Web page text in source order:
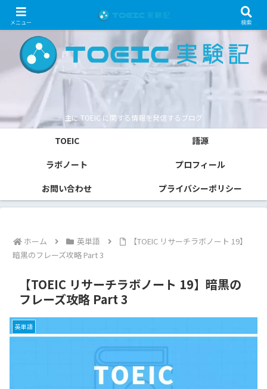
主に TOEIC に関する情報を発信するブログ
TOEIC
語源
ラボノート
プロフィール
お問い合わせ
プライバシーポリシー
ホーム 英単語
【TOEIC リサーチラボノート 19】
暗黒のフレーズ攻略 Part 3
【TOEIC リサーチラボノート 19】暗黒の
フレーズ攻略 Part 3
英単語
メニュー 検索